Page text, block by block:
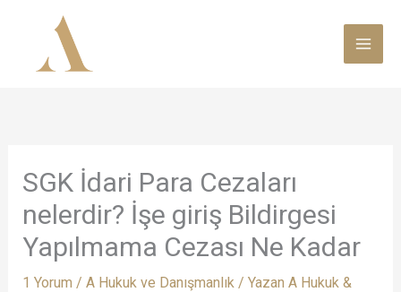
SGK İdari Para Cezaları
nelerdir? İşe giriş Bildirgesi
Yapılmama Cezası Ne Kadar
1 Yorum / A Hukuk ve Danışmanlık/ Yazan A Hukuk &